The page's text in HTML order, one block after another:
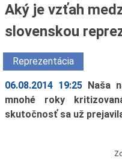
Aký je vzťah
slovenskou
Reprezentácia
06.08.2014 19:25 Naša
mnohé roky
skutočnosť sa už